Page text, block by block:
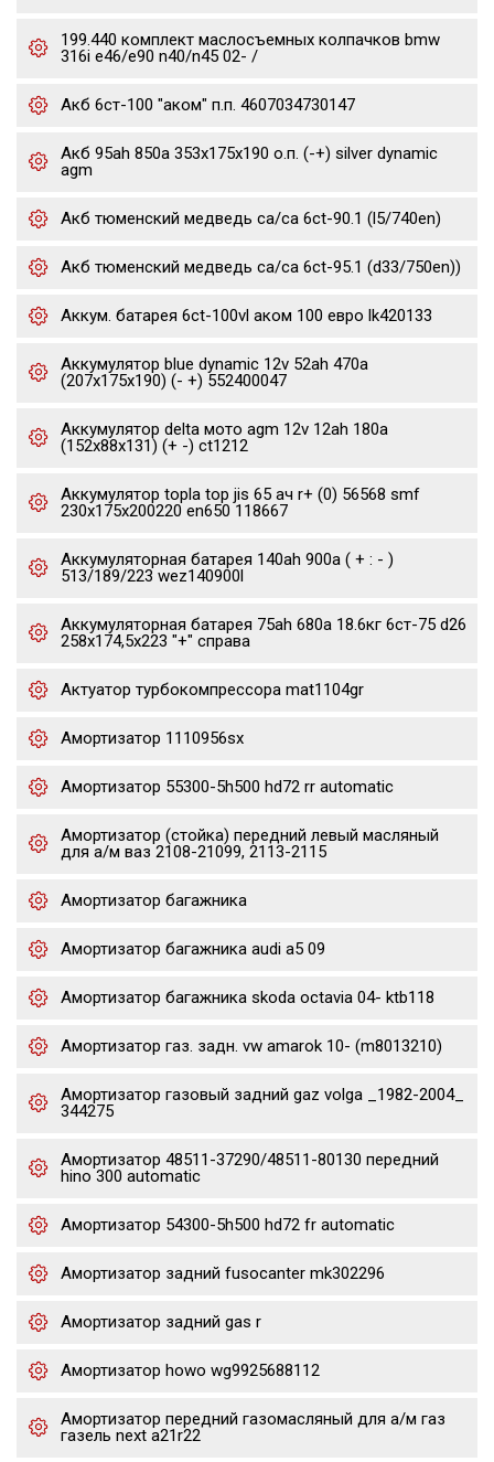
199.440 комплект маслосъемных колпачков bmw
316i e46/e90 n40/n45 02- /
Акб 6ст-100 "аком" п.п. 4607034730147
Акб 95ah 850a 353x175x190 о.п. (-+) silver dynamic
agm
Акб тюменский медведь ca/ca 6ct-90.1 (l5/740en)
Акб тюменский медведь ca/ca 6ct-95.1 (d33/750en))
Аккум. батарея 6ct-100vl аком 100 евро lk420133
Аккумулятор blue dynamic 12v 52ah 470a
(207x175x190) (- +) 552400047
Аккумулятор delta мото agm 12v 12ah 180a
(152x88x131) (+ -) ct1212
Аккумулятор topla top jis 65 ач r+ (0) 56568 smf
230x175x200220 en650 118667
Аккумуляторная батарея 140ah 900a ( + : - )
513/189/223 wez140900l
Аккумуляторная батарея 75ah 680a 18.6кг 6ст-75 d26
258x174,5x223 "+" справа
Актуатор турбокомпрессора mat1104gr
Амортизатор 1110956sx
Амортизатор 55300-5h500 hd72 rr automatic
Амортизатор (стойка) передний левый масляный
для а/м ваз 2108-21099, 2113-2115
Амортизатор багажника
Амортизатор багажника audi a5 09
Амортизатор багажника skoda octavia 04- ktb118
Амортизатор газ. задн. vw amarok 10- (m8013210)
Амортизатор газовый задний gaz volga _1982-2004_
344275
Амортизатор 48511-37290/48511-80130 передний
hino 300 automatic
Амортизатор 54300-5h500 hd72 fr automatic
Амортизатор задний fusocanter mk302296
Амортизатор задний gas r
Амортизатор howo wg9925688112
Амортизатор передний газомасляный для а/м газ
газель next a21r22